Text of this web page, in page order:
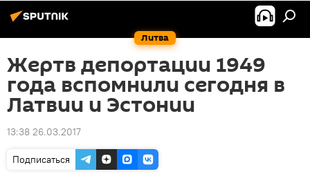
Литва
Жертв депортации 1949
года вспомнили сегодня в
Латвии и Эстонии
13:38 26.03.2017
Подписаться